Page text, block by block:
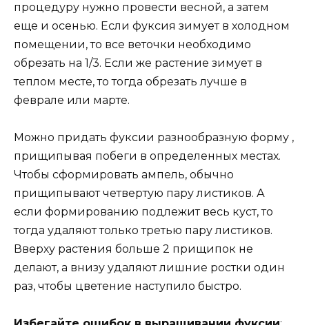
процедуру нужно провести весной, а затем
еще и осенью. Если фуксия зимует в холодном
помещении, то все веточки необходимо
обрезать на 1/3. Если же растение зимует в
теплом месте, то тогда обрезать лучше в
феврале или марте.
Можно придать фуксии разнообразную форму ,
прищипывая побеги в определенных местах.
Чтобы сформировать ампель, обычно
прищипывают четвертую пару листиков. А
если формированию подлежит весь куст, то
тогда удаляют только третью пару листиков.
Вверху растения больше 2 прищипок не
делают, а внизу удаляют лишние ростки один
раз, чтобы цветение наступило быстро.